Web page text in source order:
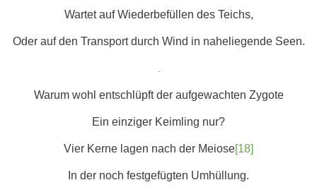
Wartet auf Wiederbefüllen des Teichs,
Oder auf den Transport durch Wind in naheliegende Seen.
Warum wohl entschlüpft der aufgewachten Zygote
Ein einziger Keimling nur?
Vier Kerne lagen nach der Meiose[18]
In der noch festgefügten Umhüllung.